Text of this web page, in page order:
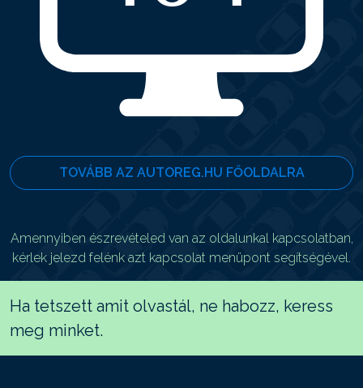
TOVÁBB AZ AUTOREG.HU FŐOLDALRA
Amennyiben észrevételed van az oldalunkal kapcsolatban,
kérlek jelezd felénk azt kapcsolat menüpont segítségével.
Ha tetszett amit olvastál, ne habozz, keress
meg minket.